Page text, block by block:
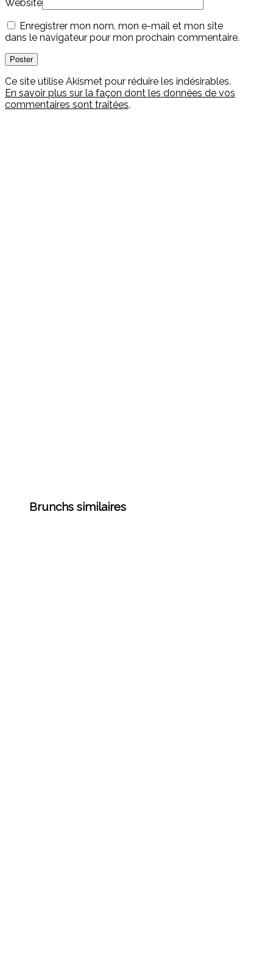
Website
Enregistrer mon nom, mon e-mail et mon site
dans le navigateur pour mon prochain commentaire.
Ce site utilise Akismet pour réduire les indésirables.
En savoir plus sur la façon dont les données de vos
commentaires sont traitées.
Brunchs similaires